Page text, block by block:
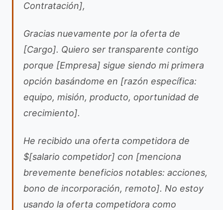
Contratación],
Gracias nuevamente por la oferta de
[Cargo]. Quiero ser transparente contigo
porque [Empresa] sigue siendo mi primera
opción basándome en [razón específica:
equipo, misión, producto, oportunidad de
crecimiento].
He recibido una oferta competidora de
$[salario competidor] con [menciona
brevemente beneficios notables: acciones,
bono de incorporación, remoto]. No estoy
usando la oferta competidora como